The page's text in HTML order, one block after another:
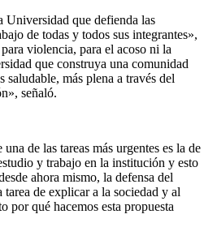
Universidad que defienda las
de todas y todos sus integrantes»,
violencia, para el acoso ni la
que construya una comunidad
saludable, más plena a través del
señaló.
de las tareas más urgentes es la de
y trabajo en la institución y esto
ahora mismo, la defensa del
de explicar a la sociedad y al
por qué hacemos esta propuesta